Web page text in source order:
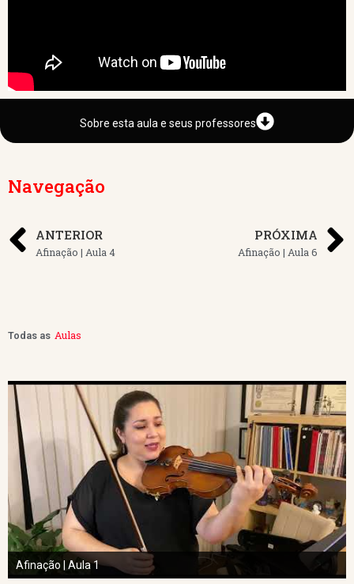
Sobre esta aula e seus professores
Navegação
ANTERIOR
Afinação | Aula 4
PRÓXIMA
Afinação | Aula 6
Todas as Aulas
Afinação | Aula 1